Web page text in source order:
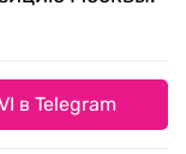
в Telegram